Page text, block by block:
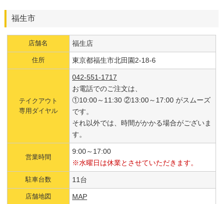
福生市
店舗名 福生店
住所 東京都福生市北田園2-18-6
テイクアウト
専用ダイヤル
042-551-1717
お電話でのご注文は、
①10:00～11:30 ②13:00～17:00 がスムーズ
です。
それ以外では、時間がかかる場合がございま
す。
営業時間
9:00～17:00
※水曜日は休業とさせていただきます。
駐車台数 11台
店舗地図 MAP